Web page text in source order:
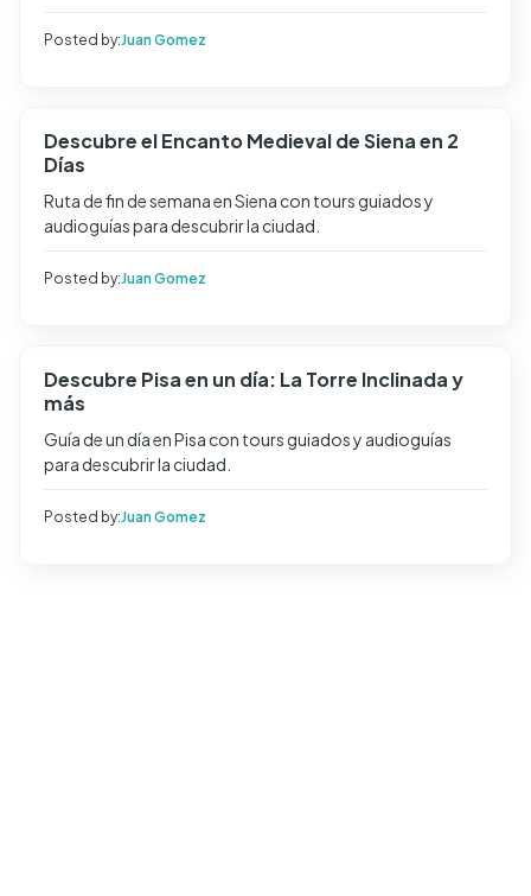
Posted by:Juan Gomez
Descubre el Encanto Medieval de Siena en 2
Días
Ruta de fin de semana en Siena con tours guiados y
audioguías para descubrir la ciudad.
Posted by:Juan Gomez
Descubre Pisa en un día: La Torre Inclinada y
más
Guía de un día en Pisa con tours guiados y audioguías
para descubrir la ciudad.
Posted by:Juan Gomez